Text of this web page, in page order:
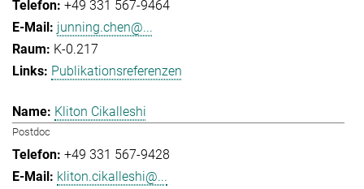
+49 331 567-9464
junning.chen@...
K-0.217
Publikationsreferenzen
Kliton Cikalleshi
Postdoc
+49 331 567-9428
kliton.cikalleshi@...